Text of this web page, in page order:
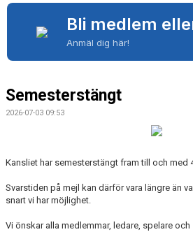
ÖVRIGT
Bli medlem
Anmäl dig här!
Semesterstängt
2026-07-03 09:53
Kansliet har semesterstängt fram till och med
Svarstiden på mejl kan därför vara längre än
snart vi har möjlighet.
Vi önskar alla medlemmar, ledare, spelare